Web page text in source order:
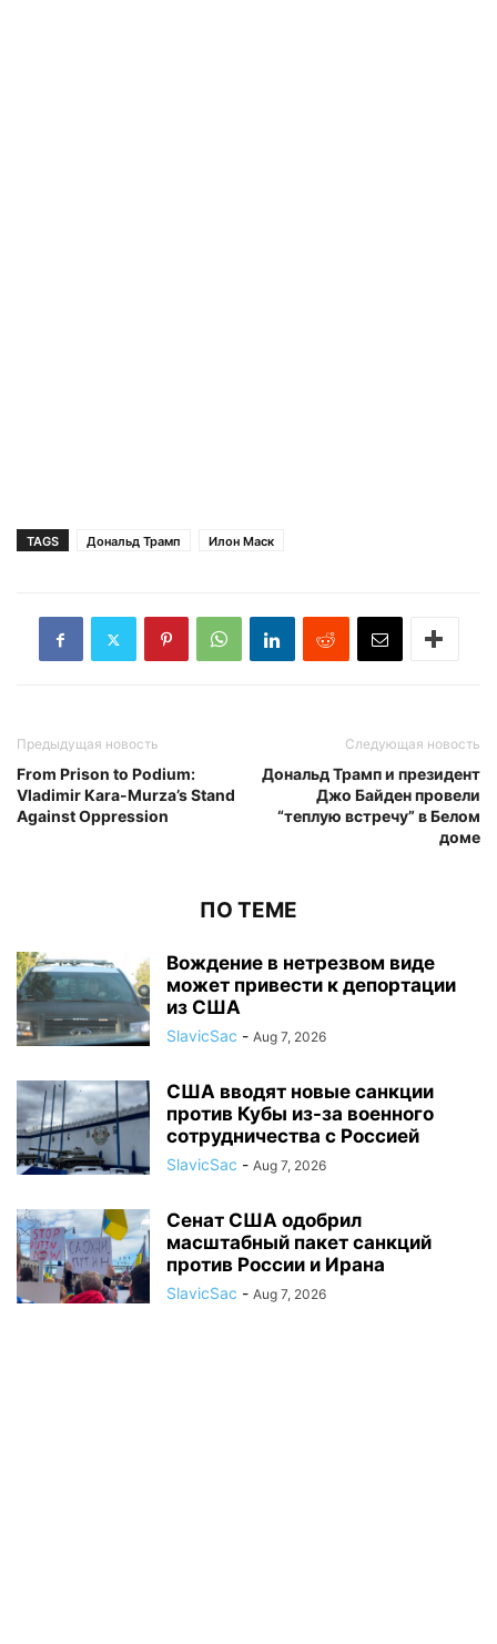
TAGS Дональд Трамп Илон Маск
Предыдущая новость
From Prison to Podium:
Vladimir Kara-Murza’s Stand
Against Oppression
Следующая новость
Дональд Трамп и президент
Джо Байден провели
“теплую встречу” в Белом
доме
ПО ТЕМЕ
Вождение в нетрезвом виде
может привести к депортации
из США
SlavicSac - Aug 7, 2026
США вводят новые санкции
против Кубы из-за военного
сотрудничества с Россией
SlavicSac - Aug 7, 2026
Сенат США одобрил
масштабный пакет санкций
против России и Ирана
SlavicSac - Aug 7, 2026